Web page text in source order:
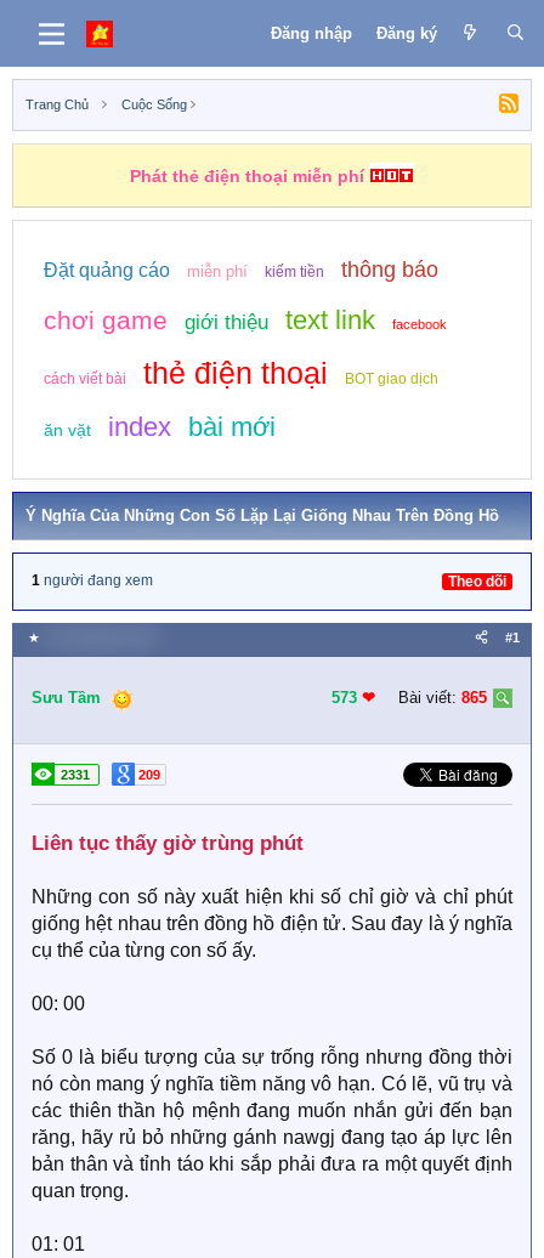
Đăng nhập Đăng ký
Trang Chủ Cuộc Sống
Phát thẻ điện thoại miễn phí
Đặt quảng cáo miễn phí kiếm tiền thông báo
chơi game giới thiệu text link facebook
cách viết bài thẻ điện thoại BOT giao dịch
ăn vặt index bài mới
Ý Nghĩa Của Những Con Số Lặp Lại Giống Nhau Trên Đồng Hồ
1 người đang xem Theo dõi
★ #1
Sưu Tầm 573 ❤︎ Bài viết: 865
2331 209
Liên tục thấy giờ trùng phút​
Những con số này xuất hiện khi số chỉ giờ và chỉ phút
giống hệt nhau trên đồng hồ điện tử. Sau đay là ý nghĩa
cụ thể của từng con số ấy.
00: 00
Số 0 là biểu tượng của sự trống rỗng nhưng đồng thời
nó còn mang ý nghĩa tiềm năng vô hạn. Có lẽ, vũ trụ và
các thiên thần hộ mệnh đang muốn nhắn gửi đến bạn
răng, hãy rủ bỏ những gánh nawgj đang tạo áp lực lên
bản thân và tỉnh táo khi sắp phải đưa ra một quyết định
quan trọng.
01: 01